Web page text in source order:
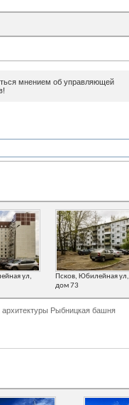
мнением об управляющей
ул,
Псков, Юбилейная ул,
дом 73
архитектуры Рыбницкая башня